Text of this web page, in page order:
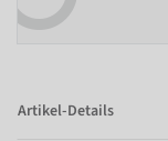
Artikel-Details